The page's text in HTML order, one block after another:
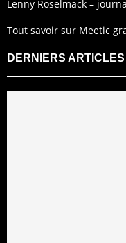
Lenny Roselmack –
Tout savoir sur Meetic
DERNIERS ARTICLES